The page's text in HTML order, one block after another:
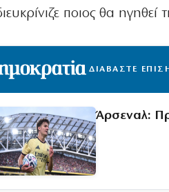
ποιος θα
ΔΙΑΒΑΣΤΕ
Άρσεναλ: